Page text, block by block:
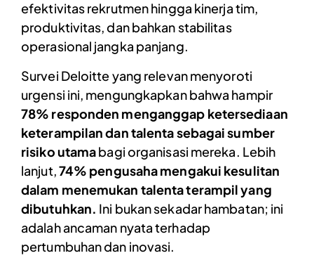
efektivitas rekrutmen hingga kinerja tim,
produktivitas, dan bahkan stabilitas
operasional jangka panjang.
Survei Deloitte yang relevan menyoroti
urgensi ini, mengungkapkan bahwa hampir
78% responden menganggap ketersediaan
keterampilan dan talenta sebagai sumber
risiko utamabagi organisasi mereka. Lebih
lanjut,74% pengusaha mengakui kesulitan
dalam menemukan talenta terampil yang
dibutuhkan. Ini bukan sekadar hambatan; ini
adalah ancaman nyata terhadap
pertumbuhan dan inovasi.